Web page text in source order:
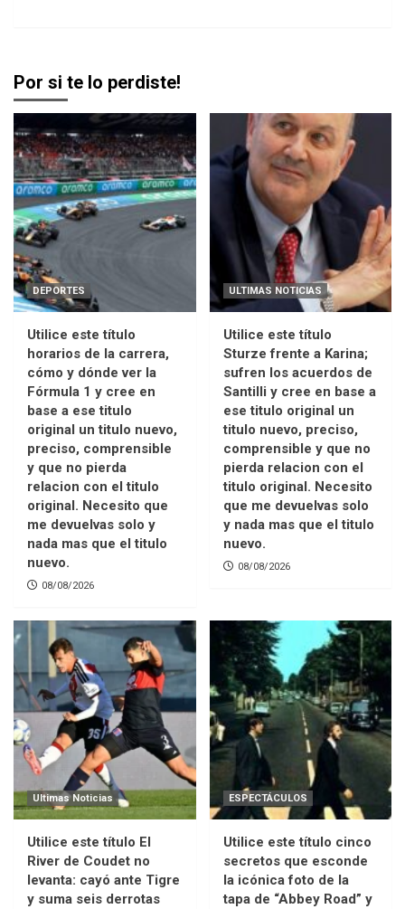
Por si te lo perdiste!
DEPORTES
Utilice este título
horarios de la carrera,
cómo y dónde ver la
Fórmula 1 y cree en
base a ese titulo
original un titulo nuevo,
preciso, comprensible
y que no pierda
relacion con el titulo
original. Necesito que
me devuelvas solo y
nada mas que el titulo
nuevo.
08/08/2026
ULTIMAS NOTICIAS
Utilice este título
Sturze frente a Karina;
sufren los acuerdos de
Santilli y cree en base a
ese titulo original un
titulo nuevo, preciso,
comprensible y que no
pierda relacion con el
titulo original. Necesito
que me devuelvas solo
y nada mas que el titulo
nuevo.
08/08/2026
Ultimas Noticias
Utilice este título El
River de Coudet no
levanta: cayó ante Tigre
y suma seis derrotas
ESPECTÁCULOS
Utilice este título cinco
secretos que esconde
la icónica foto de la
tapa de “Abbey Road” y